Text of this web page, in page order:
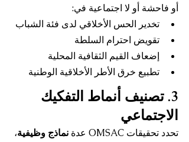
أو فاحشة أو لا اجتماعية في:
تخدير الحس الأخلاقي لدى فئة الشباب
تقويض احترام السلطة
إضعاف القيم الثقافية المحلية
تطبيع خرق الأطر الأخلاقية الوطنية
3. تصنيف أنماط التفكيك
الاجتماعي
تحدد تحقيقات OMSAC عدة نماذج وظيفية،